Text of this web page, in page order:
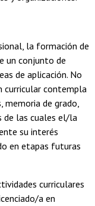
la formación de
un conjunto de
de aplicación. No
curricular contempla
memoria de grado,
de las cuales el/la
su interés
en etapas futuras
curriculares
a en